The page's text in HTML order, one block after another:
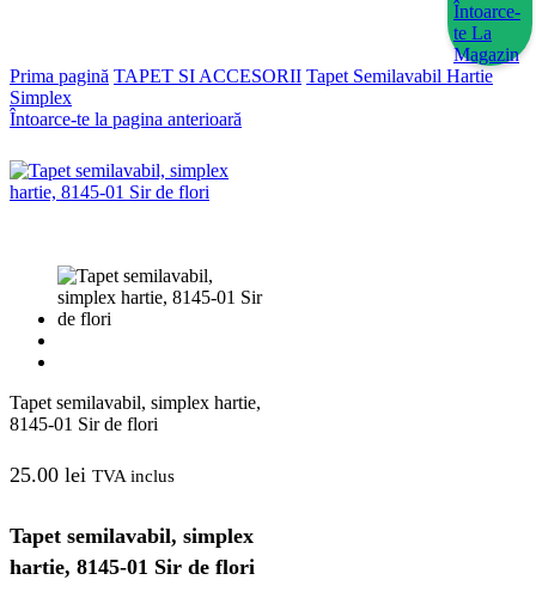
Întoarce-
te La
Magazin
Prima pagină TAPET SI ACCESORII Tapet Semilavabil Hartie
Simplex
Întoarce-te la pagina anterioară
Tapet semilavabil, simplex hartie,
8145-01 Sir de flori
25.00 lei TVA inclus
Tapet semilavabil, simplex
hartie, 8145-01 Sir de flori